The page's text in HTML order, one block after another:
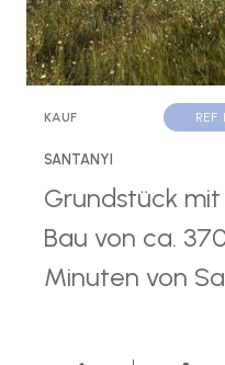
KAUF REF.
SANTANYI
Grundstück
Bau von ca.
Minuten von